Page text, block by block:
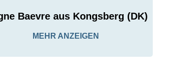
Baevre aus Kongsberg (DK)
MEHR ANZEIGEN